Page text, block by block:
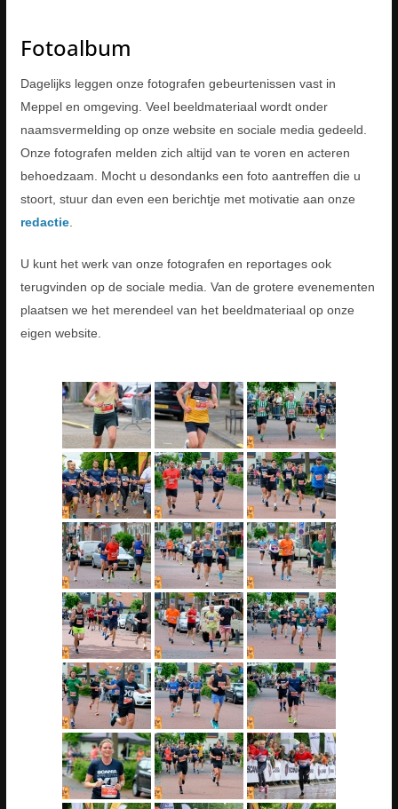
Fotoalbum
Dagelijks leggen onze fotografen gebeurtenissen vast in
Meppel en omgeving. Veel beeldmateriaal wordt onder
naamsvermelding op onze website en sociale media gedeeld.
Onze fotografen melden zich altijd van te voren en acteren
behoedzaam. Mocht u desondanks een foto aantreffen die u
stoort, stuur dan even een berichtje met motivatie aan onze
redactie.
U kunt het werk van onze fotografen en reportages ook
terugvinden op de sociale media. Van de grotere evenementen
plaatsen we het merendeel van het beeldmateriaal op onze
eigen website.